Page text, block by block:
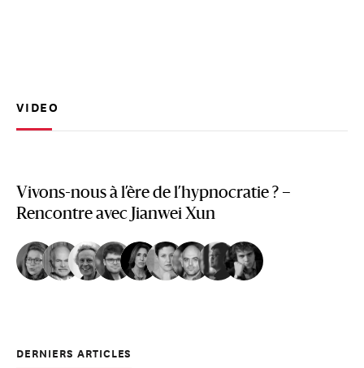
VIDEO
Vivons-nous à l’ère de l’hypnocratie ? –
Rencontre avec Jianwei Xun
DERNIERS ARTICLES